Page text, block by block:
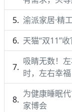
渝派家居·精
天猫“双11”
吸睛无数！
时，左右幸
为健康睡眠
家博会